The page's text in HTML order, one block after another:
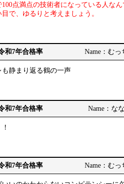
100点満点の技術者になっている人な
で、ゆるりと考えましょう。
和7年合格率 Name：む
も静まり返る鶴の一声
和7年合格率 Name：な
和7年合格率 Name：む